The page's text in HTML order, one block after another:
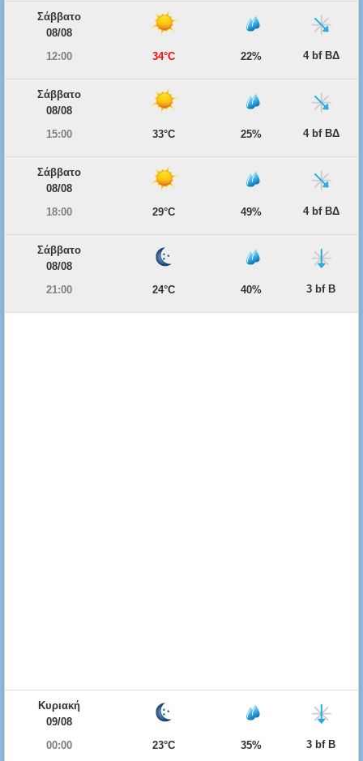
Σάββατο
08/08
12:00
34°C 22% 4 bf ΒΔ
Σάββατο
08/08
15:00
33°C 25% 4 bf ΒΔ
Σάββατο
08/08
18:00
29°C 49% 4 bf ΒΔ
Σάββατο
08/08
21:00
24°C 40% 3 bf Β
Κυριακή
09/08
00:00
23°C 35% 3 bf Β